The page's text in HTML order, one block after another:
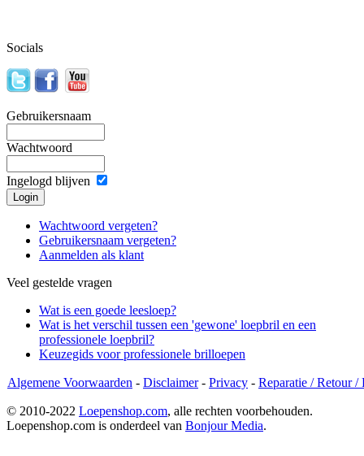
Socials
Gebruikersnaam
Wachtwoord
Ingelogd blijven
Wachtwoord vergeten?
Gebruikersnaam vergeten?
Aanmelden als klant
Veel gestelde vragen
Wat is een goede leesloep?
Wat is het verschil tussen een 'gewone' loepbril en een
professionele loepbril?
Keuzegids voor professionele brilloepen
Algemene Voorwaarden - Disclaimer- Privacy - Reparatie / Retour /
© 2010-2022 Loepenshop.com, alle rechten voorbehouden.
Loepenshop.com is onderdeel van Bonjour Media.